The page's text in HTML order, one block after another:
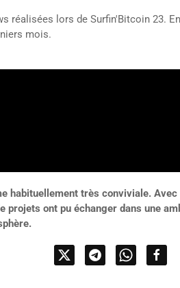
réalisées lors de Surfin'Bitcoin 23.
mois.
habituellement très conviviale.
ont pu échanger dans une